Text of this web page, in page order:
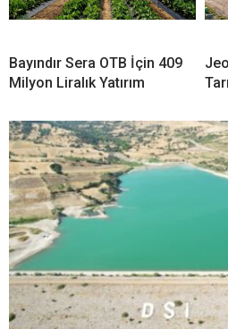
Bayındır Sera OTB İçin 409
Milyon Liralık Yatırım